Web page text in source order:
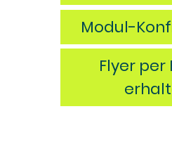
Modul-
Flyer per